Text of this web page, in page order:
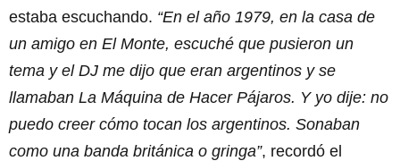
estaba escuchando. “En el año 1979, en la casa de
un amigo en El Monte, escuché que pusieron un
tema y el DJ me dijo que eran argentinos y se
llamaban La Máquina de Hacer Pájaros. Y yo dije: no
puedo creer cómo tocan los argentinos. Sonaban
como una banda británica o gringa”, recordó el